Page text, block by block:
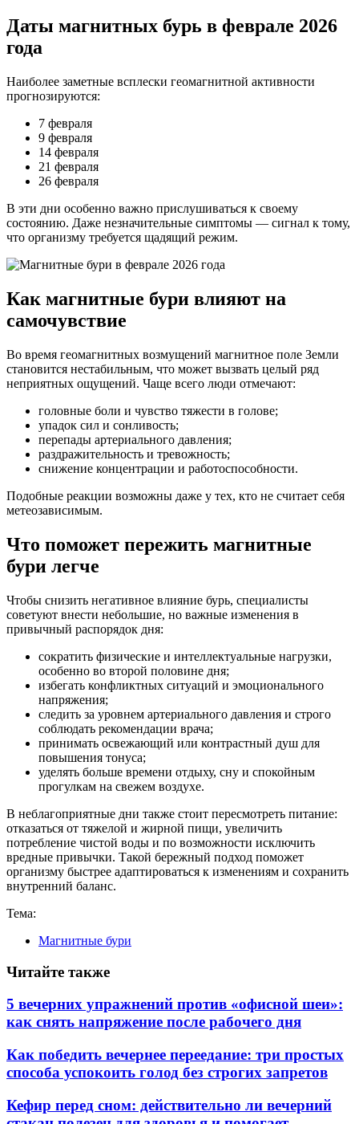
Даты магнитных бурь в феврале 2026
года
Наиболее заметные всплески геомагнитной активности
прогнозируются:
7 февраля
9 февраля
14 февраля
21 февраля
26 февраля
В эти дни особенно важно прислушиваться к своему
состоянию. Даже незначительные симптомы — сигнал к тому,
что организму требуется щадящий режим.
Как магнитные бури влияют на
самочувствие
Во время геомагнитных возмущений магнитное поле Земли
становится нестабильным, что может вызвать целый ряд
неприятных ощущений. Чаще всего люди отмечают:
головные боли и чувство тяжести в голове;
упадок сил и сонливость;
перепады артериального давления;
раздражительность и тревожность;
снижение концентрации и работоспособности.
Подобные реакции возможны даже у тех, кто не считает себя
метеозависимым.
Что поможет пережить магнитные
бури легче
Чтобы снизить негативное влияние бурь, специалисты
советуют внести небольшие, но важные изменения в
привычный распорядок дня:
сократить физические и интеллектуальные нагрузки,
особенно во второй половине дня;
избегать конфликтных ситуаций и эмоционального
напряжения;
следить за уровнем артериального давления и строго
соблюдать рекомендации врача;
принимать освежающий или контрастный душ для
повышения тонуса;
уделять больше времени отдыху, сну и спокойным
прогулкам на свежем воздухе.
В неблагоприятные дни также стоит пересмотреть питание:
отказаться от тяжелой и жирной пищи, увеличить
потребление чистой воды и по возможности исключить
вредные привычки. Такой бережный подход поможет
организму быстрее адаптироваться к изменениям и сохранить
внутренний баланс.
Тема:
Магнитные бури
Читайте также
5 вечерних упражнений против «офисной шеи»:
как снять напряжение после рабочего дня
Как победить вечернее переедание: три простых
способа успокоить голод без строгих запретов
Кефир перед сном: действительно ли вечерний